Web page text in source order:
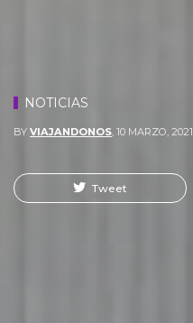
NOTICIAS
BY VIAJANDONOS 10 MARZO, 2021
Tweet